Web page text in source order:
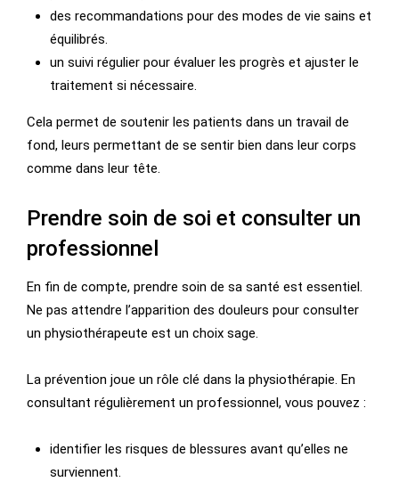
des recommandations pour des modes de vie sains et
équilibrés.
un suivi régulier pour évaluer les progrès et ajuster le
traitement si nécessaire.
Cela permet de soutenir les patients dans un travail de
fond, leurs permettant de se sentir bien dans leur corps
comme dans leur tête.
Prendre soin de soi et consulter un
professionnel
En fin de compte, prendre soin de sa santé est essentiel.
Ne pas attendre l’apparition des douleurs pour consulter
un physiothérapeute est un choix sage.
La prévention joue un rôle clé dans la physiothérapie. En
consultant régulièrement un professionnel, vous pouvez :
identifier les risques de blessures avant qu’elles ne
surviennent.